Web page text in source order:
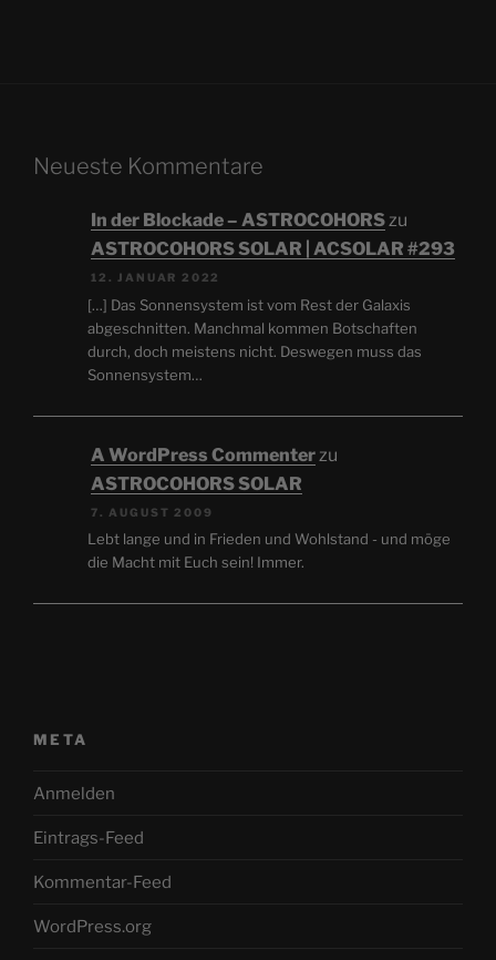
Neueste Kommentare
In der Blockade – ASTROCOHORSzu
ASTROCOHORS SOLAR | ACSOLAR #293
12. JANUAR 2022
[…] Das Sonnensystem ist vom Rest der Galaxis
abgeschnitten. Manchmal kommen Botschaften
durch, doch meistens nicht. Deswegen muss das
Sonnensystem…
A WordPress Commenterzu
ASTROCOHORS SOLAR
7. AUGUST 2009
Lebt lange und in Frieden und Wohlstand - und möge
die Macht mit Euch sein! Immer.
META
Anmelden
Eintrags-Feed
Kommentar-Feed
WordPress.org